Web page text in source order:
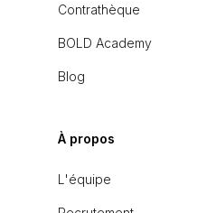
Contrathèque
BOLD Academy
Blog
À propos
L'équipe